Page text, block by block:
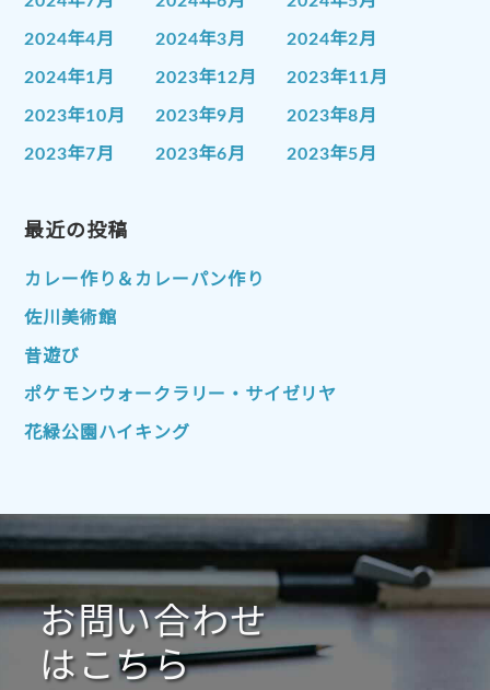
2024年4月 2024年3月 2024年2月
2024年1月 2023年12月 2023年11月
2023年10月 2023年9月 2023年8月
2023年7月 2023年6月 2023年5月
2023年1月
2022年10月 2022年9月
2022年7月
2022年4月
2022年1月 2021年12月 2021年11月
2021年10月 2021年9月
2021年1月 2020年12月 2020年11月
2020年10月 2020年9月 2020年8月
2020年7月 2020年6月 2020年5月
2020年4月 2020年3月 2020年2月
最近の投稿
カレー作り＆カレーパン作り
佐川美術館
昔遊び
ポケモンウォークラリー・サイゼリヤ
花緑公園ハイキング
お問い合わせ
はこちら